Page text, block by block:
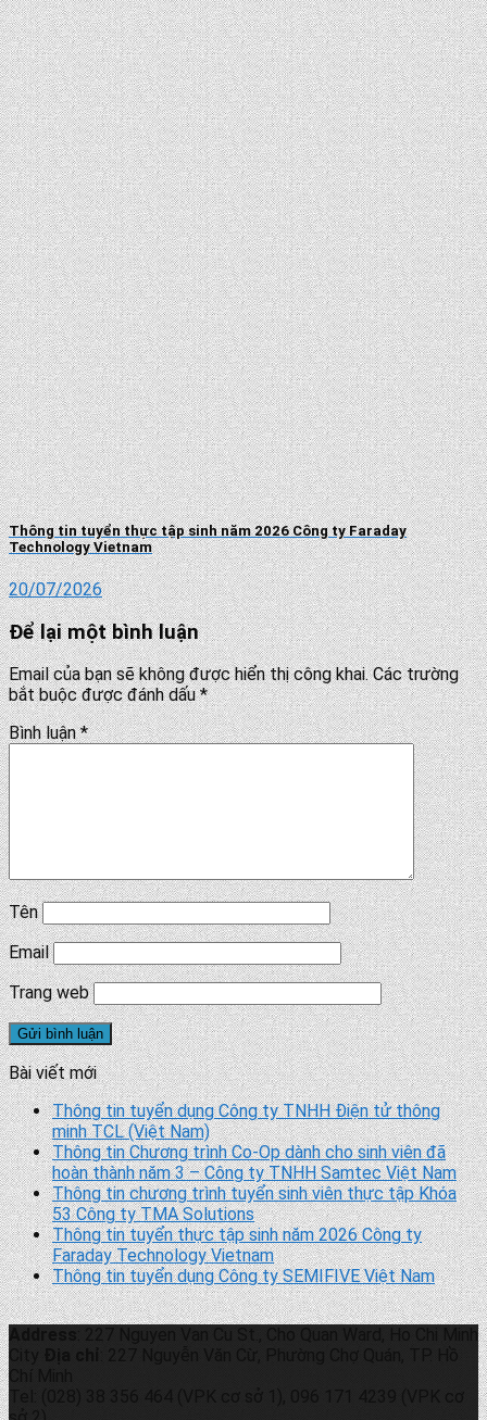
Thông tin tuyển thực tập sinh năm 2026 Công ty Faraday
Technology Vietnam
20/07/2026
Để lại một bình luận
Email của bạn sẽ không được hiển thị công khai. Các trường
bắt buộc được đánh dấu*
Bình luận*
Tên
Email
Trang web
Bài viết mới
Thông tin tuyển dụng Công ty TNHH Điện tử thông
minh TCL (Việt Nam)
Thông tin Chương trình Co-Op dành cho sinh viên đã
hoàn thành năm 3 – Công ty TNHH Samtec Việt Nam
Thông tin chương trình tuyển sinh viên thực tập Khóa
53 Công ty TMA Solutions
Thông tin tuyển thực tập sinh năm 2026 Công ty
Faraday Technology Vietnam
Thông tin tuyển dụng Công ty SEMIFIVE Việt Nam
Address
: 227 Nguyen Van Cu St., Cho Quan Ward, Ho Chi Minh
City
Địa chỉ
: 227 Nguyễn Văn Cừ, Phường Chợ Quán, TP. Hồ
Chí Minh
Tel: (028) 38 356 464 (VPK cơ sở 1), 096 171 4239 (VPK cơ